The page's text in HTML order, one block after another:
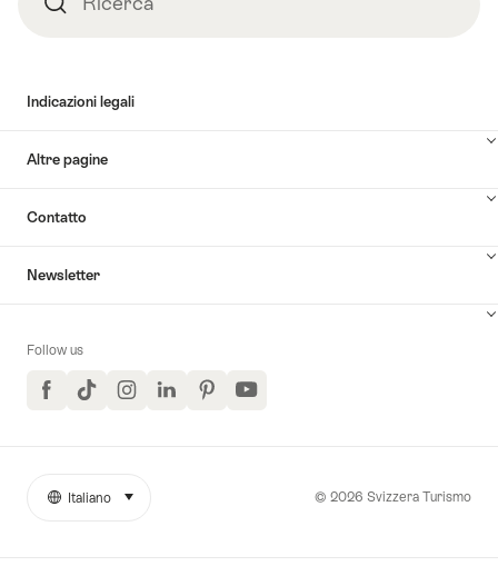
Indicazioni legali
Altre pagine
Contatto
Newsletter
Follow us
FacebookTikTokInstagramLinkedInPinterestYouTube
More
© 2026 Svizzera Turismo
Lingua
Italiano seleziona (clicca per visualizzare)